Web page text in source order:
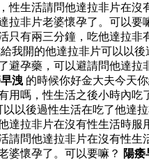
生活請問他達拉非片在
非片老婆懷孕了。可以
有兩三分鐘，吃他達拉
開的他達拉非片可以以
孕藥，可以避請問他達
洩 的時候你好金大夫今天
嗎，性生活之後小時內
以後過性生活在吃了他達
拉非片在沒有性生活時
問他達拉非片在沒有性
婆懷孕了。可以要嘛？ 陽痿